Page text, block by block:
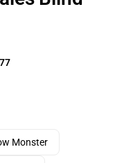
Monster